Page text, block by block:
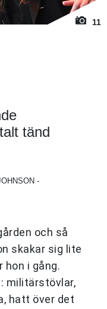
11
tänd
-
och så
skakar sig lite
hon i gång.
militärstövlar,
hatt över det